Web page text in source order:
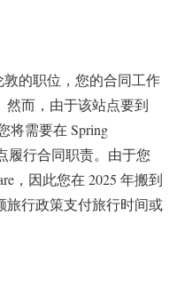
的职位，您的合同工作
然而，由于该站点要到
将需要在 Spring
履行合同职责。由于您
，因此您在 2025 年搬到
旅行政策支付旅行时间或